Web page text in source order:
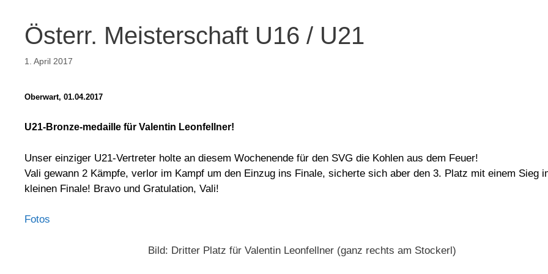
Österr. Meisterschaft U16 / U21
1. April 2017
Oberwart, 01.04.2017
U21-Bronze-medaille für Valentin Leonfellner!
Unser einziger U21-Vertreter holte an diesem Wochenende für den SVG die Kohlen aus dem Feuer!
Vali gewann 2 Kämpfe, verlor im Kampf um den Einzug ins Finale, sicherte sich aber den 3. Platz mit einem Sieg
kleinen Finale! Bravo und Gratulation, Vali!
Fotos
Bild: Dritter Platz für Valentin Leonfellner (ganz rechts am Stockerl)